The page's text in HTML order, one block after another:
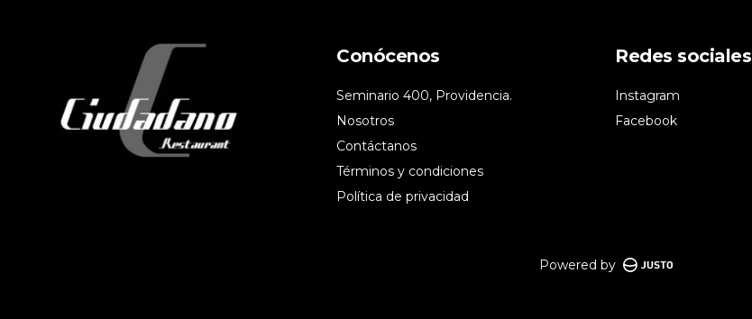
Conócenos
Seminario 400, Providencia.
Nosotros
Contáctanos
Términos y condiciones
Política de privacidad
Redes sociales
Instagram
Facebook
Powered by